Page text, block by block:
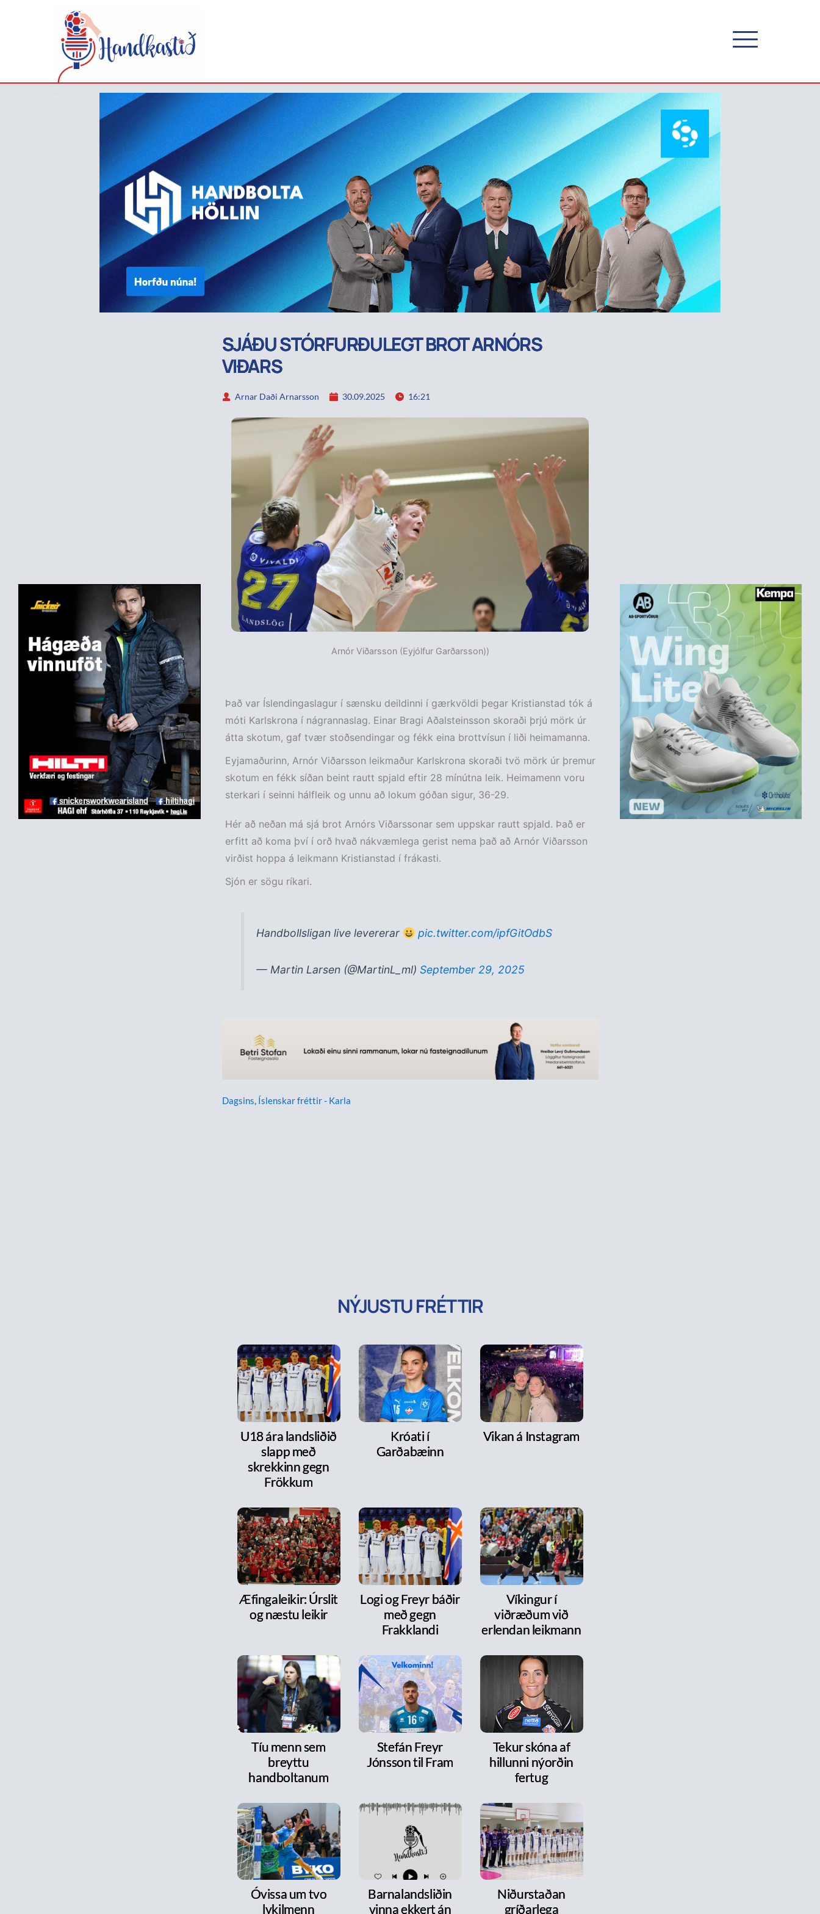
SJÁÐU STÓRFURÐULEGT BROT ARNÓRS
VIÐARS
Arnar Daði Arnarsson 30.09.2025 16:21
Arnór Viðarsson (Eyjólfur Garðarsson))
Það var Íslendingaslagur í sænsku deildinni í gærkvöldi þegar Kristianstad tók á
móti Karlskrona í nágrannaslag. Einar Bragi Aðalsteinsson skoraði þrjú mörk úr
átta skotum, gaf tvær stoðsendingar og fékk eina brottvísun í liði heimamanna.
Eyjamaðurinn, Arnór Viðarsson leikmaður Karlskrona skoraði tvö mörk úr þremur
skotum en fékk síðan beint rautt spjald eftir 28 mínútna leik. Heimamenn voru
sterkari í seinni hálfleik og unnu að lokum góðan sigur, 36-29.
Hér að neðan má sjá brot Arnórs Viðarssonar sem uppskar rautt spjald. Það er
erfitt að koma því í orð hvað nákvæmlega gerist nema það að Arnór Viðarsson
virðist hoppa á leikmann Kristianstad í frákasti.
Sjón er sögu ríkari.
Handbollsligan live levererar pic.twitter.com/ipfGitOdbS
— Martin Larsen (@MartinL_ml) September 29, 2025
Dagsins, Íslenskar fréttir - Karla
NÝJUSTU FRÉTTIR
U18 ára landsliðið
slapp með
skrekkinn gegn
Frökkum
Króati í
Garðabæinn
Vikan á Instagram
Æfingaleikir: Úrslit
og næstu leikir
Logi og Freyr báðir
með gegn
Frakklandi
Víkingur í
viðræðum við
erlendan leikmann
Tíu menn sem
breyttu
handboltanum
Stefán Freyr
Jónsson til Fram
Tekur skóna af
hillunni nýorðin
fertug
Óvissa um tvo
lykilmenn
Barnalandsliðin
vinna ekkert án
Niðurstaðan
gríðarlega